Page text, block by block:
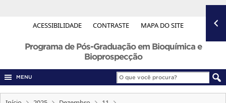
ACESSIBILIDADE CONTRASTE MAPA DO SITE
Programa de Pós-Graduação em Bioquímica e
Bioprospecção
MENU